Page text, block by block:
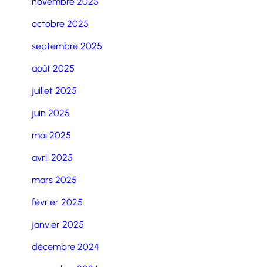
octobre 2025
septembre 2025
août 2025
juillet 2025
juin 2025
mai 2025
avril 2025
mars 2025
février 2025
janvier 2025
décembre 2024